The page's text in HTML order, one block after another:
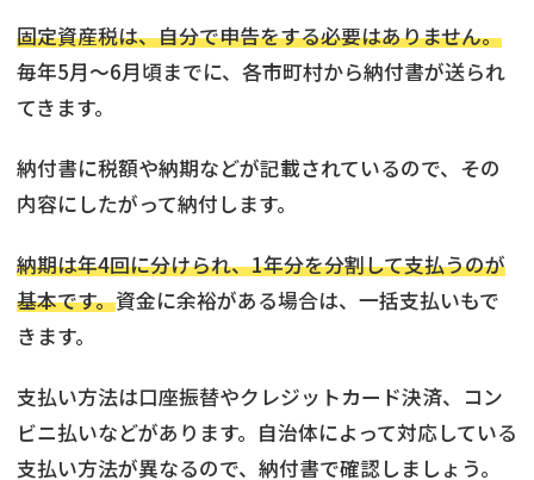
固定資産税は、自分で申告をする必要はありません。
毎年5月〜6月頃までに、各市町村から納付書が送られ
てきます。
納付書に税額や納期などが記載されているので、その
内容にしたがって納付します。
納期は年4回に分けられ、1年分を分割して支払うのが
基本です。資金に余裕がある場合は、一括支払いもで
きます。
支払い方法は口座振替やクレジットカード決済、コン
ビニ払いなどがあります。自治体によって対応している
支払い方法が異なるので、納付書で確認しましょう。